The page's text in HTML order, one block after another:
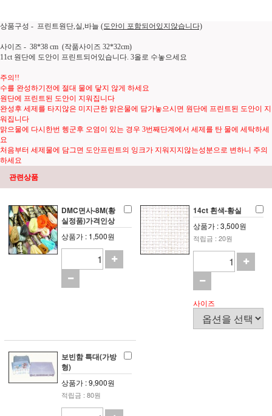
상품구성 - 프린트원단,실,바늘 (도안이 포함되어있지않습니다)
사이즈 - 38*38 cm (작품사이즈 32*32cm)
11ct 원단에 도안이 프린트되어있습니다. 3올로 수놓으세요
주의!!
수를 완성하기전에 절대 물에 닿지 않게 하세요
원단에 프린트된 도안이 지워집니다
완성후 세제를 타지않은 미지근한 맑은물에 담가놓으시면 원단에 프린트된 도안이 지
워집니다
맑으물에 다시한번 헹군후 오염이 있는 경우 3번째단계에서 세제를 탄 물에 세탁하세
요
처음부터 세제물에 담그면 도안프린트의 잉크가 지워지지않는성분으로 변하니 주의
하세요
관련상품
DMC면사-8M(황
실정품)가격인상
상품가 : 1,500원
14ct 흰색-황실
상품가 : 3,500원
적립금 : 20원
사이즈
보빈함 특대(가방
형)
상품가 : 9,900원
적립금 : 80원